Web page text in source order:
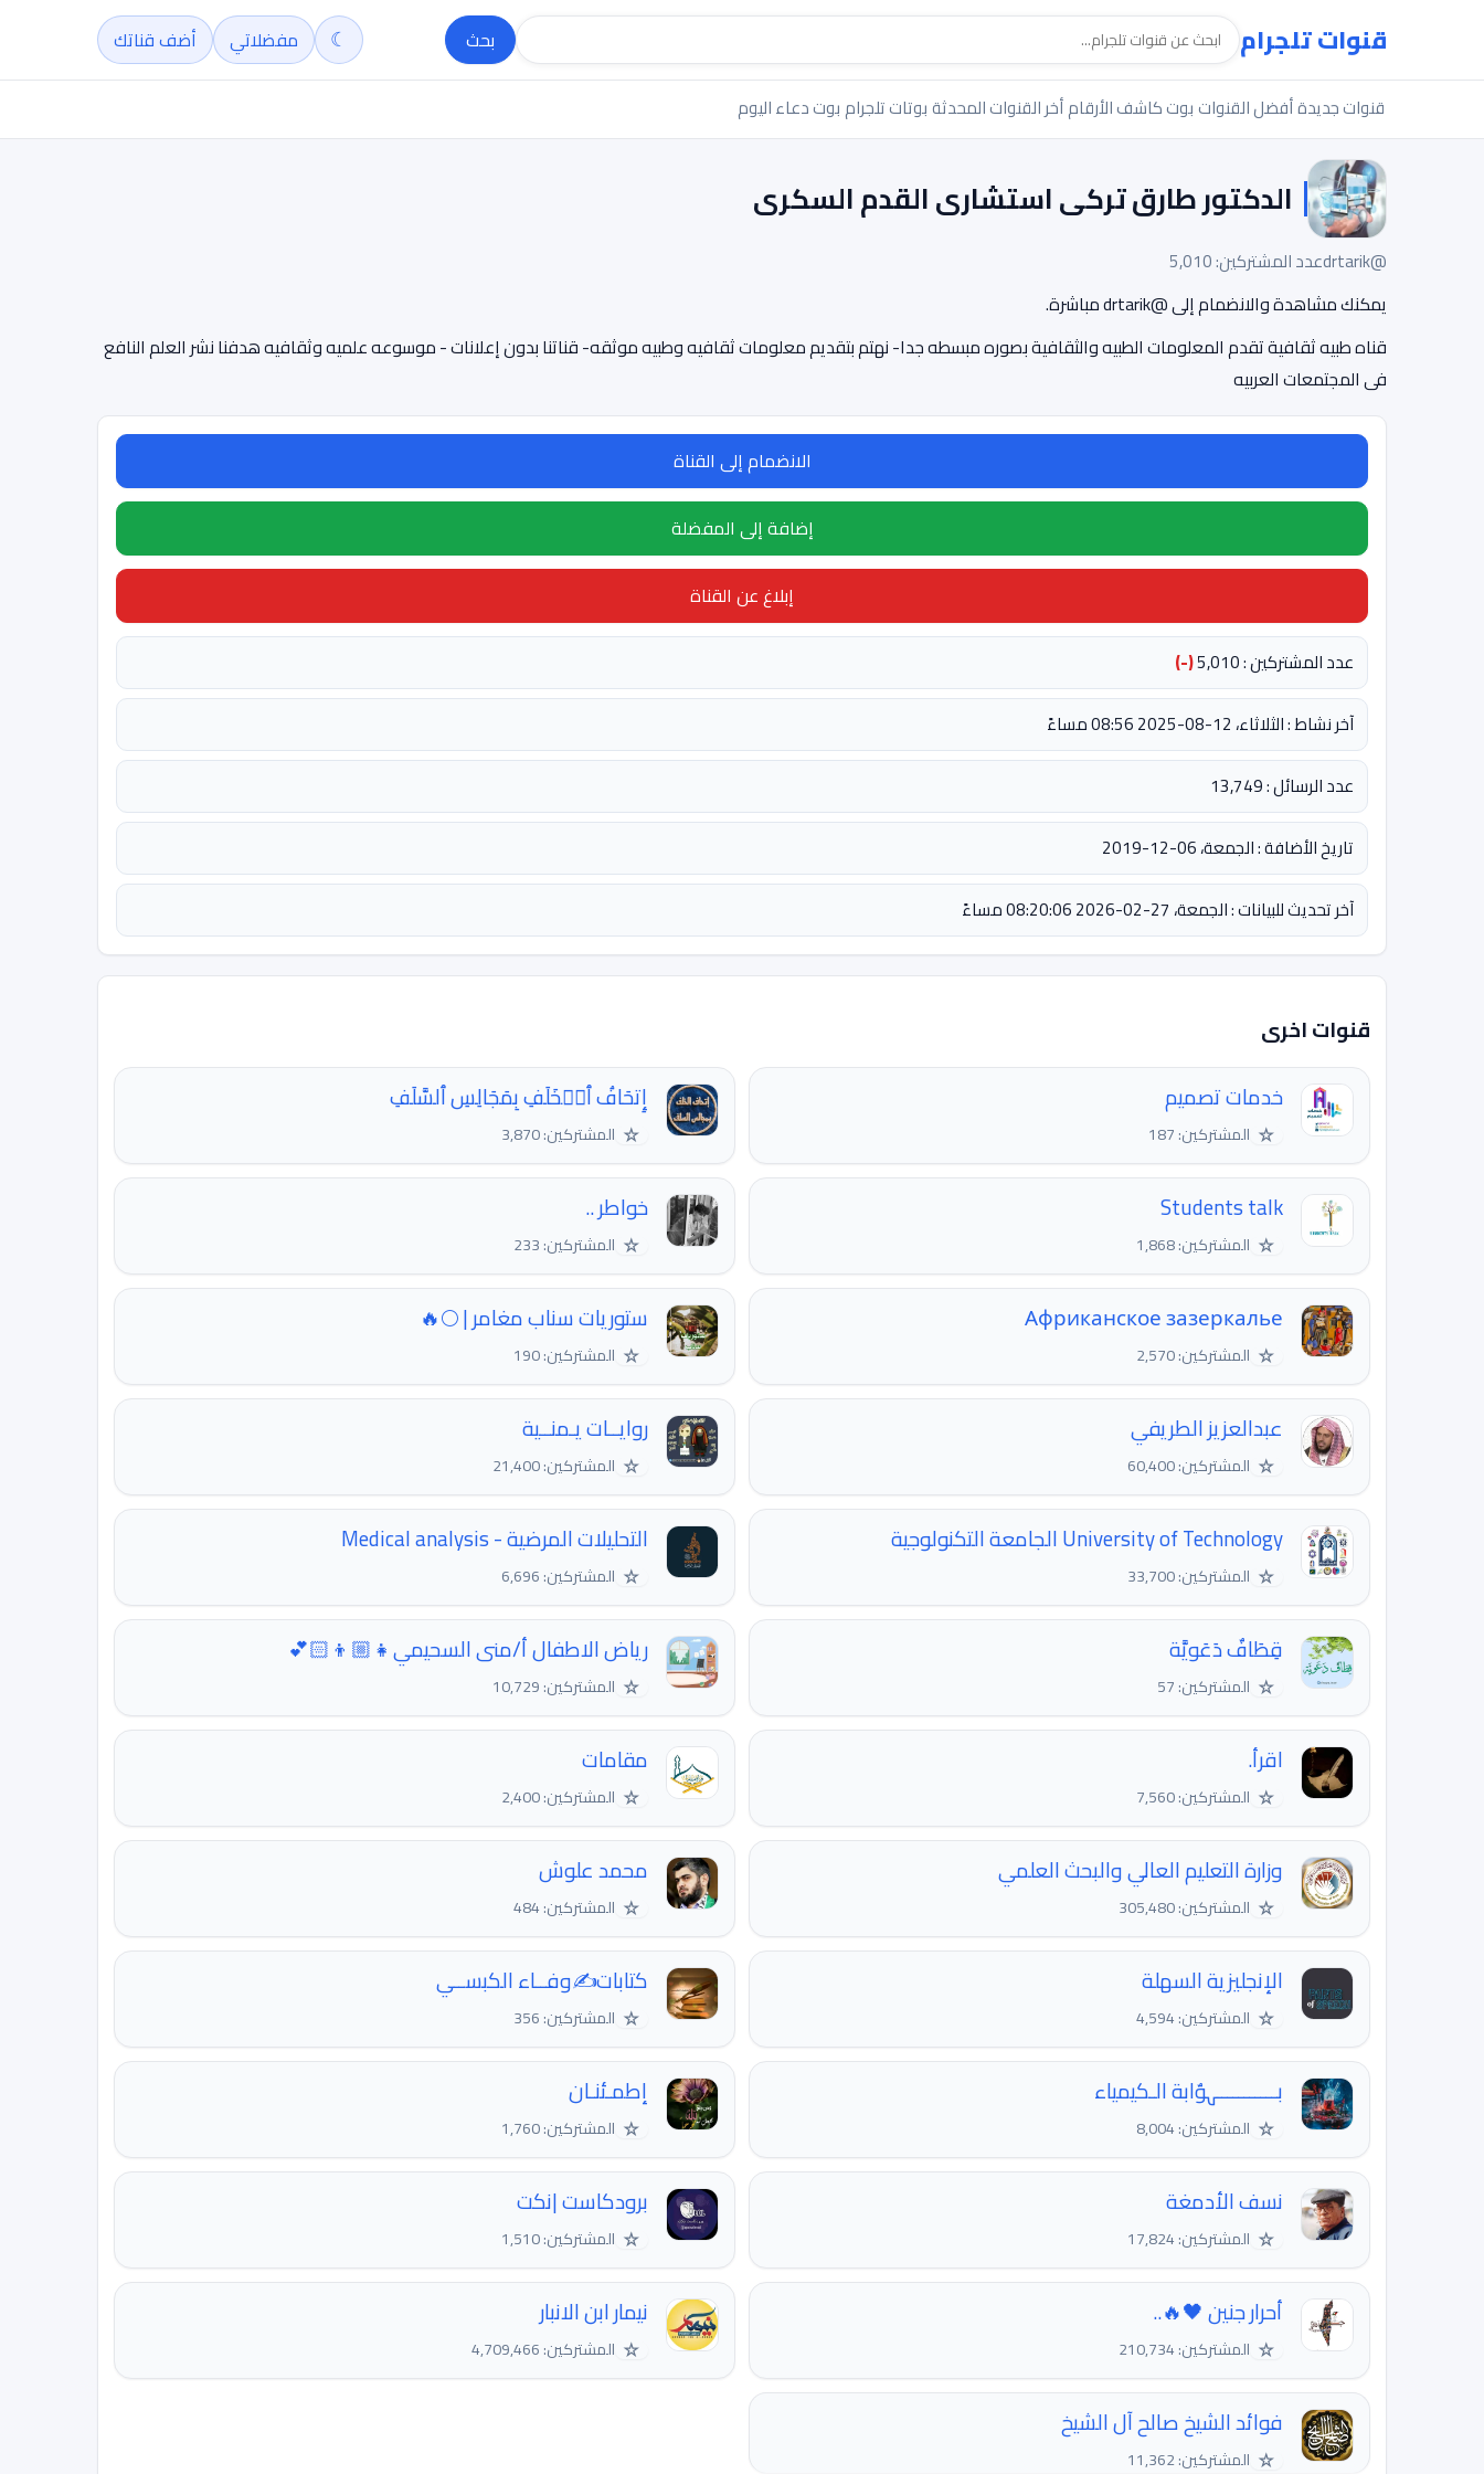
قنوات تلجرام بحث ☾ مفضلاتي أضف قناتك
قنوات جديدةأفضل القنواتبوت كاشف الأرقامأخر القنوات المحدثةبوتات تلجرام بوت دعاء اليوم
الدكتور طارق تركى استشارى القدم السكرى
@drtarik
عدد المشتركين: 5,010
يمكنك مشاهدة والانضمام إلى @drtarik مباشرة.
قناه طبيه ثقافية تقدم المعلومات الطبيه والثقافية بصوره مبسطه جدا- نهتم بتقديم معلومات ثقافيه وطبيه موثقه- قناتنا بدون إعلانات - موسوعه علميه وثقافيه هدفنا نشر العلم النافع
فى المجتمعات العربيه
الانضمام إلى القناة
إضافة إلى المفضلة
إبلاغ عن القناة
عدد المشتركين : 5,010
(-)
آخر نشاط : الثلاثاء، 12-08-2025 08:56 مساءً
عدد الرسائل : 13,749
تاريخ الأضافة : الجمعة، 06-12-2019
آخر تحديث للبيانات : الجمعة، 27-02-2026 08:20:06 مساءً
قنوات اخرى
خدمات تصميم
☆ المشتركين: 187
إِتحَافُ ٱلۡخَلَفِ بِمَجَالِسِ ٱلسَّلَفِ
☆ المشتركين: 3,870
Students talk
☆ المشتركين: 1,868
خواطر ..
☆ المشتركين: 233
Африканское зазеркалье
☆ المشتركين: 2,570
ستوريات سناب مغامر | 🌕🔥
☆ المشتركين: 190
عبدالعزيز الطريفي
☆ المشتركين: 60,400
روايــات يـمنــية
☆ المشتركين: 21,400
University of Technology الجامعة التكنولوجية
☆ المشتركين: 33,700
التحليلات المرضية - Medical analysis
☆ المشتركين: 6,696
قِطَافٌ دَعَويَّة
☆ المشتركين: 57
رياض الاطفال أ/منى السحيمي👧🏼👦🏻💕
☆ المشتركين: 10,729
اقرأ.
☆ المشتركين: 7,560
مقامات
☆ المشتركين: 2,400
وزارة التعليم العالي والبحث العلمي
☆ المشتركين: 305,480
محمد علوش
☆ المشتركين: 484
الإنجليزية السهلة
☆ المشتركين: 4,594
كتابات✍وفــاء الكبســي
☆ المشتركين: 356
بـــــــــــہوٌابة الـكيمياء
☆ المشتركين: 8,004
إطمـئنـان
☆ المشتركين: 1,760
نسف الأدمغة
☆ المشتركين: 17,824
برودكاست |نكت
☆ المشتركين: 1,510
أحرار جنين 🖤🔥..
☆ المشتركين: 210,734
نيمار ابن الانبار
☆ المشتركين: 4,709,466
فوائد الشيخ صالح آل الشيخ
☆ المشتركين: 11,362